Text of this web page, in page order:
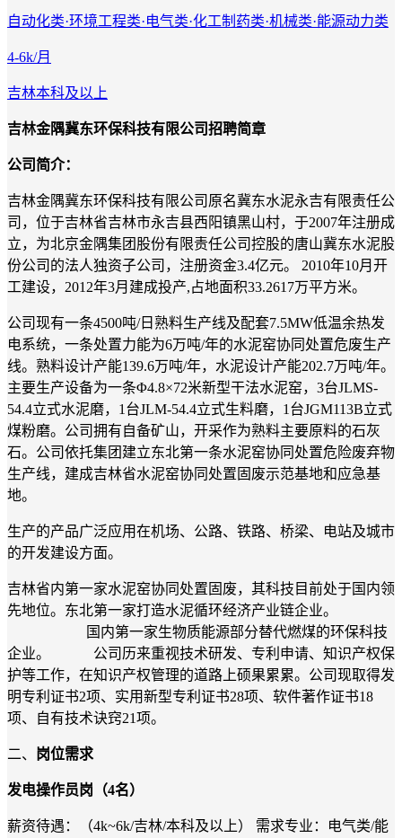
自动化类·环境工程类·电气类·化工制药类·机械类·能源动力类
4-6k/月
吉林本科及以上
吉林金隅冀东环保科技有限公司招聘简章
公司简介：
吉林金隅冀东环保科技有限公司原名冀东水泥永吉有限责任公
司，位于吉林省吉林市永吉县西阳镇黑山村，于2007年注册成
立，为北京金隅集团股份有限责任公司控股的唐山冀东水泥股
份公司的法人独资子公司，注册资金3.4亿元。 2010年10月开
工建设，2012年3月建成投产,占地面积33.2617万平方米。
公司现有一条4500吨/日熟料生产线及配套7.5MW低温余热发
电系统，一条处置力能为6万吨/年的水泥窑协同处置危废生产
线。熟料设计产能139.6万吨/年，水泥设计产能202.7万吨/年。
主要生产设备为一条Φ4.8×72米新型干法水泥窑，3台JLMS-
54.4立式水泥磨，1台JLM-54.4立式生料磨，1台JGM113B立式
煤粉磨。公司拥有自备矿山，开采作为熟料主要原料的石灰
石。 公司依托集团建立东北第一条水泥窑协同处置危险废弃物
生产线，建成吉林省水泥窑协同处置固废示范基地和应急基
地。
生产的产品广泛应用在机场、公路、铁路、桥梁、电站及城市
的开发建设方面。
吉林省内第一家水泥窑协同处置固废，其科技目前处于国内领
先地位。东北第一家打造水泥循环经济产业链企业。
国内第一家生物质能源部分替代燃煤的环保科技
企业。
公司历来重视技术研发、专利申请、知识产权保
护等工作，在知识产权管理的道路上硕果累累。公司现取得发
明专利证书2项、实用新型专利证书28项、软件著作证书18
项、自有技术诀窍21项。
二、 岗位需求
发电操作员岗 （4名）
薪资待遇： （4k~6k/吉林/本科及以上） 需求专业 ： 电气类/能